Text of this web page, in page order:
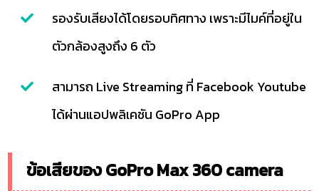
รองรับเสียงได้โดยรอบทิศทาง เพราะมีไมค์ที่อยู่ใน
ตัวกล้องสูงถึง 6 ตัว
สามารถ Live Streaming ที่ Facebook Youtube
ได้ผ่านแอปพลิเคชัน GoPro App
ข้อเสียของ GoPro Max 360 camera